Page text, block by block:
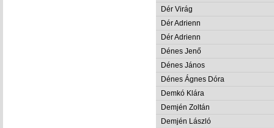
Dér Virág
Dér Adrienn
Dér Adrienn
Dénes Jenő
Dénes János
Dénes Ágnes Dóra
Demkó Klára
Demjén Zoltán
Demjén László